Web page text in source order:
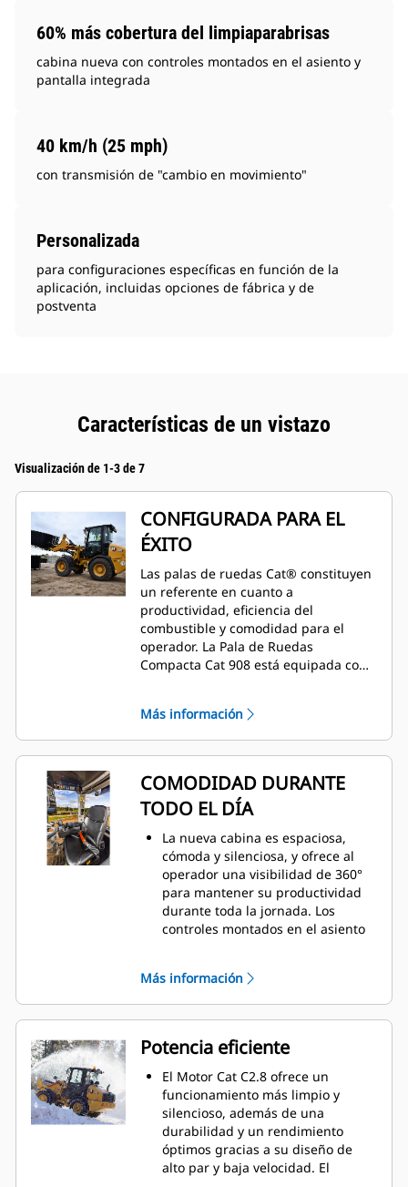
60% más cobertura del limpiaparabrisas
cabina nueva con controles montados en el asiento y
pantalla integrada
40 km/h (25 mph)
con transmisión de "cambio en movimiento"
Personalizada
para configuraciones específicas en función de la
aplicación, incluidas opciones de fábrica y de
postventa
Características de un vistazo
Visualización de 1-3 de 7
CONFIGURADA PARA EL
ÉXITO
Las palas de ruedas Cat® constituyen
un referente en cuanto a
productividad, eficiencia del
combustible y comodidad para el
operador. La Pala de Ruedas
Compacta Cat 908 está equipada con
de potencia Hystat inteligente para
ofrecer una óptima eficiencia del
combustible. En función de los
requisitos regionales, nuestros
motores generan un nivel de
emisiones equivalente al estándar
Stage IIIA de la UE (Tier 3 de la EPA de
EE. UU.) o cumplen el estándar Stage
V de la UE (Tier 4 Final de la EPA de EE.
UU.) con un módulo de emisiones
limpias diseñado para gestionarse de
forma automática, de tal forma que
usted pueda concentrarse en la tarea
Más información
COMODIDAD DURANTE
TODO EL DÍA
La nueva cabina es espaciosa,
cómoda y silenciosa, y ofrece al
operador una visibilidad de 360°
para mantener su productividad
durante toda la jornada. Los
controles montados en el asiento
funciones de elevación e
inclinación con una gama de
velocidad integrada accionada por
el pulgar, un interruptor de
marcha adelante/punto
muerto/marcha atrás (FNR), un
bloqueo de diferencial accionado
por activador y un caudal
constante. También se ofrece una
palanca tipo joystick con una
cuarta función opcional.
Más información
Potencia eficiente
El Motor Cat C2.8 ofrece un
funcionamiento más limpio y
silencioso, además de una
durabilidad y un rendimiento
óptimos gracias a su diseño de
alto par y baja velocidad. El